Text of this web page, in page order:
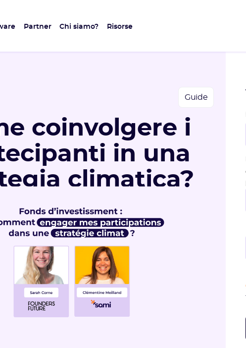
Partner Chi siamo? Risorse
Guide
coinvolgere i
in una
climatica?